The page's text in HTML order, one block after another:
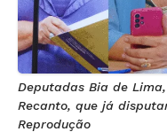
Deputadas Bia de
Recanto, que já
Reprodução